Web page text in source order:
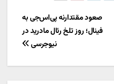
صعود مقتدارنه پی‌اس‌جی به
فینال؛ روز تلخ رئال مادرید در
نیوجرسی